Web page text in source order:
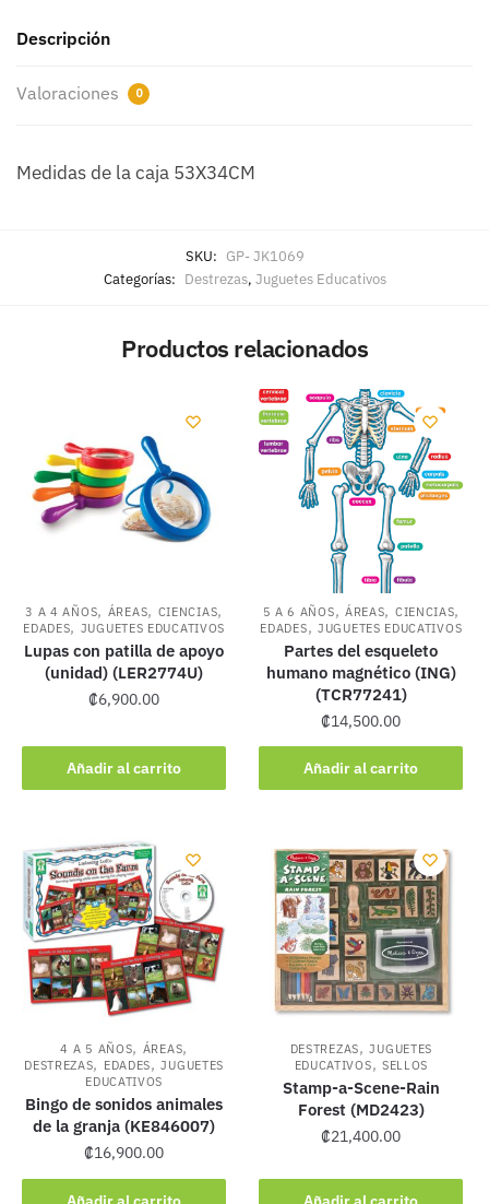
Descripción
Valoraciones 0
Medidas de la caja 53X34CM
SKU: GP- JK1069
Categorías: Destrezas, Juguetes Educativos
Productos relacionados
3 A 4 AÑOS, ÁREAS, CIENCIAS,
EDADES, JUGUETES EDUCATIVOS
Lupas con patilla de apoyo
(unidad) (LER2774U)
₡6,900.00
Añadir al carrito
5 A 6 AÑOS, ÁREAS, CIENCIAS,
EDADES, JUGUETES EDUCATIVOS
Partes del esqueleto
humano magnético (ING)
(TCR77241)
₡14,500.00
Añadir al carrito
4 A 5 AÑOS, ÁREAS,
DESTREZAS, EDADES,JUGUETES
EDUCATIVOS
Bingo de sonidos animales
de la granja (KE846007)
₡16,900.00
DESTREZAS,JUGUETES
EDUCATIVOS, SELLOS
Stamp-a-Scene-Rain
Forest (MD2423)
₡21,400.00